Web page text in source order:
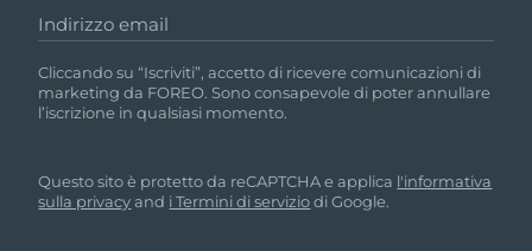
Indirizzo email
Cliccando su “Iscriviti”, accetto di ricevere comunicazioni di
marketing da FOREO. Sono consapevole di poter annullare
l’iscrizione in qualsiasi momento.
Questo sito è protetto da reCAPTCHA e applica l'informativa
sulla privacyand i Termini di serviziodi Google.